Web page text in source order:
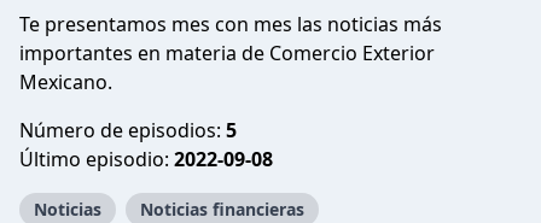
Te presentamos mes con mes las noticias más
importantes en materia de Comercio Exterior
Mexicano.
Número de episodios: 5
Último episodio: 2022-09-08
Noticias Noticias financieras